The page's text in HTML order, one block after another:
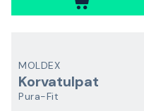
MOLDEX
Korvatulpat
Pura-Fit